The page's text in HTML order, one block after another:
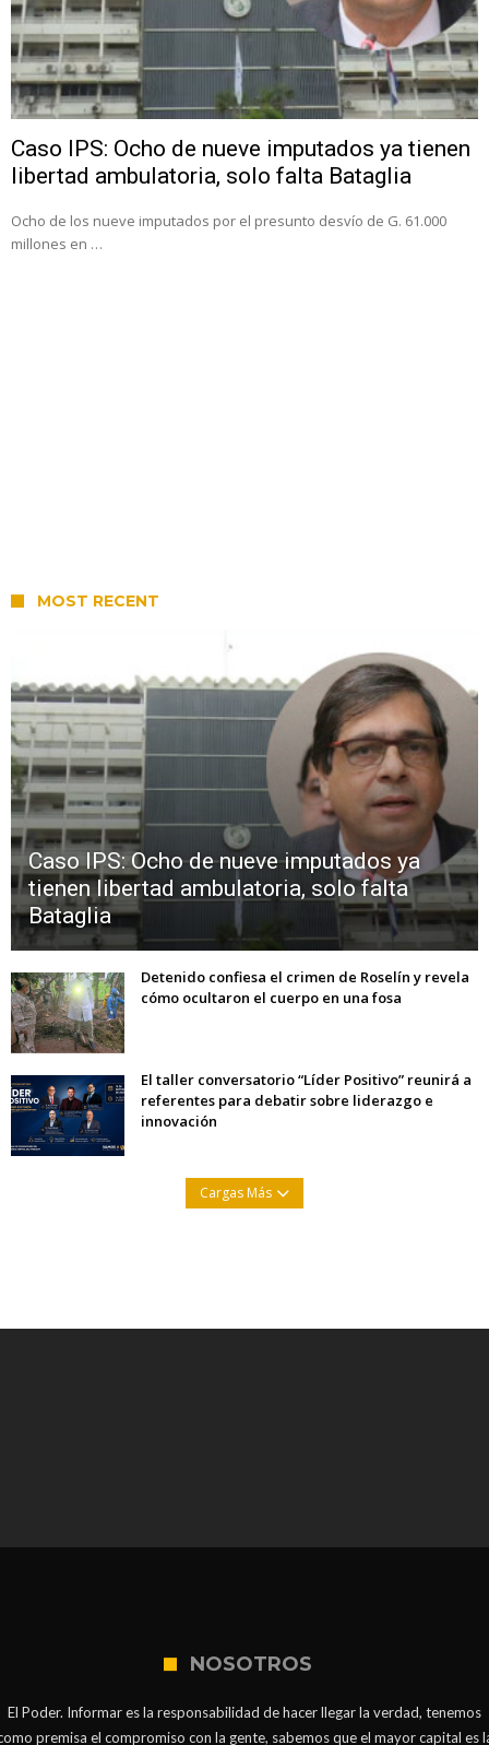
Caso IPS: Ocho de nueve imputados ya tienen
libertad ambulatoria, solo falta Bataglia
Ocho de los nueve imputados por el presunto desvío de G. 61.000
millones en …
MOST RECENT
Caso IPS: Ocho de nueve imputados ya
tienen libertad ambulatoria, solo falta
Bataglia
Detenido confiesa el crimen de Roselín y revela
cómo ocultaron el cuerpo en una fosa
El taller conversatorio “Líder Positivo” reunirá a
referentes para debatir sobre liderazgo e
innovación
Cargas Más
NOSOTROS
El Poder. Informar es la responsabilidad de hacer llegar la verdad, tenemos
premisa el compromiso con la gente, sabemos que el mayor capital es